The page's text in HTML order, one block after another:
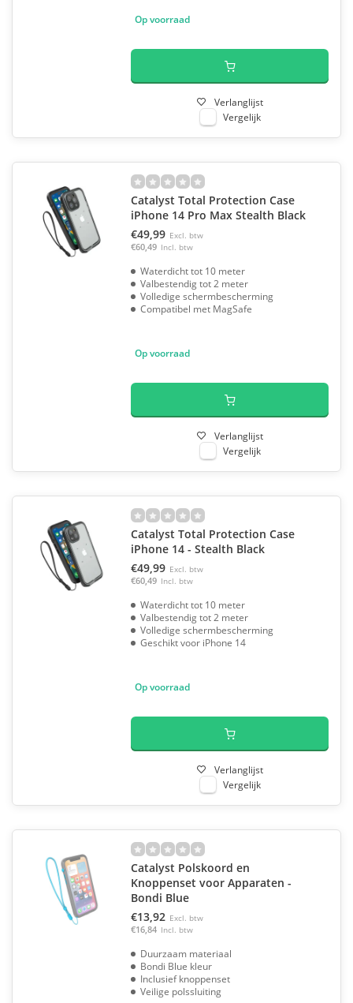
Op voorraad
Verlanglijst
Vergelijk
Catalyst Total Protection Case
iPhone 14 Pro Max Stealth Black
€49,99 Excl. btw
€60,49 Incl. btw
Waterdicht tot 10 meter
Valbestendig tot 2 meter
Volledige schermbescherming
Compatibel met MagSafe
Op voorraad
Verlanglijst
Vergelijk
Catalyst Total Protection Case
iPhone 14 - Stealth Black
€49,99 Excl. btw
€60,49 Incl. btw
Waterdicht tot 10 meter
Valbestendig tot 2 meter
Volledige schermbescherming
Geschikt voor iPhone 14
Op voorraad
Verlanglijst
Vergelijk
Catalyst Polskoord en
Knoppenset voor Apparaten -
Bondi Blue
€13,92 Excl. btw
€16,84 Incl. btw
Duurzaam materiaal
Bondi Blue kleur
Inclusief knoppenset
Veilige polssluiting